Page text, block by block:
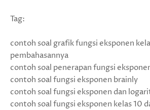
Tag:
contoh soal grafik fungsi eksponen
pembahasannya
contoh soal penerapan fungsi
contoh soal fungsi eksponen brainly
contoh soal fungsi eksponen dan
contoh soal fungsi eksponen kelas 10